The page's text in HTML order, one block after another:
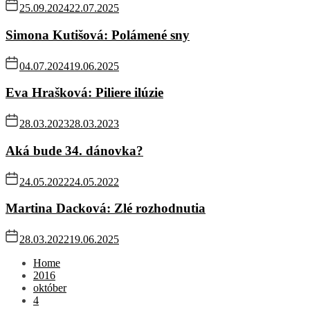
25.09.202422.07.2025
Simona Kutišová: Polámené sny
04.07.202419.06.2025
Eva Hrašková: Piliere ilúzie
28.03.202328.03.2023
Aká bude 34. dánovka?
24.05.202224.05.2022
Martina Dacková: Zlé rozhodnutia
28.03.202219.06.2025
Home
2016
október
4